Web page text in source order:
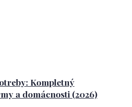
Kompletný
a domácnosti (2026)